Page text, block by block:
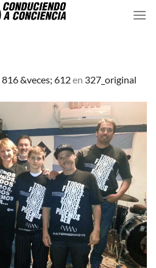
816 &veces; 612en 327_original